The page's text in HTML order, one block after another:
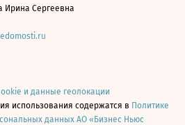
Ирина Сергеевна
и данные геолокации
использования содержатся в Политике
данных АО «Бизнес Ньюс